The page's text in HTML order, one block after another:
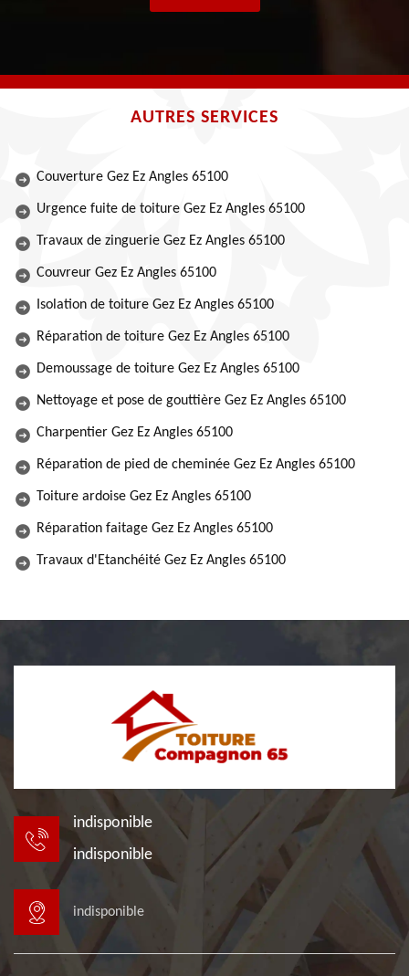
AUTRES SERVICES
Couverture Gez Ez Angles 65100
Urgence fuite de toiture Gez Ez Angles 65100
Travaux de zinguerie Gez Ez Angles 65100
Couvreur Gez Ez Angles 65100
Isolation de toiture Gez Ez Angles 65100
Réparation de toiture Gez Ez Angles 65100
Demoussage de toiture Gez Ez Angles 65100
Nettoyage et pose de gouttière Gez Ez Angles 65100
Charpentier Gez Ez Angles 65100
Réparation de pied de cheminée Gez Ez Angles 65100
Toiture ardoise Gez Ez Angles 65100
Réparation faitage Gez Ez Angles 65100
Travaux d'Etanchéité Gez Ez Angles 65100
indisponible
indisponible
indisponible